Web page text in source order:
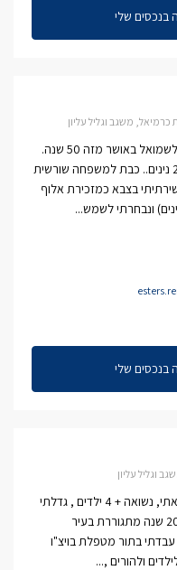
בנכסים שלי
משגב וגליל עליון
אני אסתר מישר נשואה לשמואל באושר מזה 50 שנה.
זכינו ל 3 בנות 8 נכדים ו2 נינים.. כבת למשפחה שורשית
שירתיתי בצבא כמזכירת אלוף
ונבחרתי לשמש...
בנכסים שלי
וגליל עליון
נעים מאוד , אני ענת נג'אתי, נשואה + 4 ילדים , גדלתי
בקריית מוצקין , מזה כ-20 שנה מתגוררת בעיר
במשך 14 שנה עבדתי בתור מטפלת בויצ"ו
ולהורים ,...